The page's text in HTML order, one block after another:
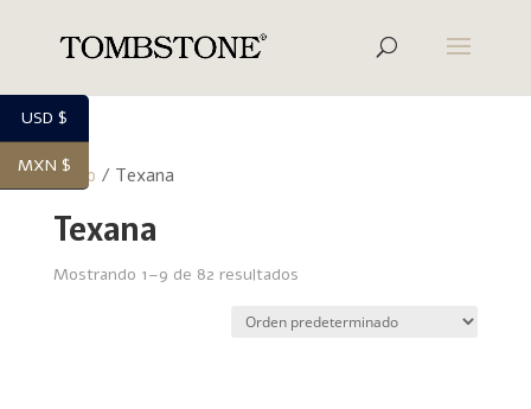
Inicio / Texana
Texana
Mostrando 1–9 de 82 resultados
USD $
MXN $